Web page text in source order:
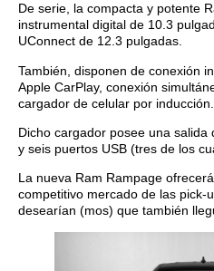
De serie, la compacta y potente
instrumental digital de 10.3
UConnect de 12.3 pulgadas.
También, disponen de conexión
Apple CarPlay, conexión
cargador de celular por inducción.
Dicho cargador posee una
y seis puertos USB (tres de los
La nueva Ram Rampage
competitivo mercado de las pick-
desearían (mos) que también